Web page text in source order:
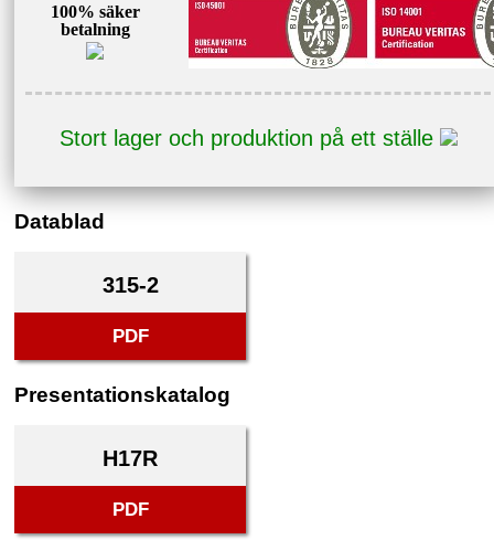
100% säker
betalning
Stort lager och produktion på ett ställe
Datablad
315-2
PDF
Presentationskatalog
H17R
PDF